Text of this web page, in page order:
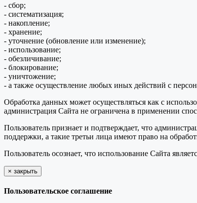
- сбор;
- систематизация;
- накопление;
- хранение;
- уточнение (обновление или изменение);
- использование;
- обезличивание;
- блокирование;
- уничтожение;
- а также осуществление любых иных действий с
Обработка данных может осуществляться как с
администрация Сайта не ограничена в применении
Пользователь признает и подтверждает, что
поддержки, а такие третьи лица имеют право на
Пользователь осознает, что использование Сайта
× закрыть
Пользовательское соглашение